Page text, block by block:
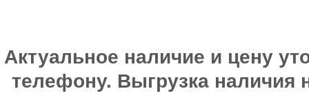
Актуальное наличие и цену
телефону. Выгрузка наличия